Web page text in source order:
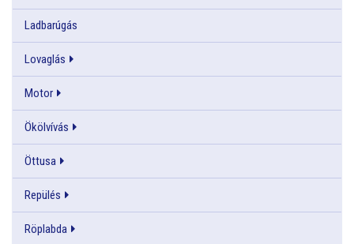
Ladbarúgás
Lovaglás
Motor
Ökölvívás
Öttusa
Repülés
Röplabda